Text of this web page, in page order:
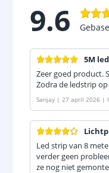
9.6
5M
Zeer goed product.
Zodra de ledstrip
Sanjay | 27 april 2026 |
Led strip van 8
verder geen
ze nog niet